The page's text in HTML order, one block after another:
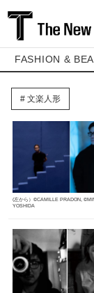
FASHION &
文楽人形
(左から）©️CAMILLE PRADON,
YOSHIDA